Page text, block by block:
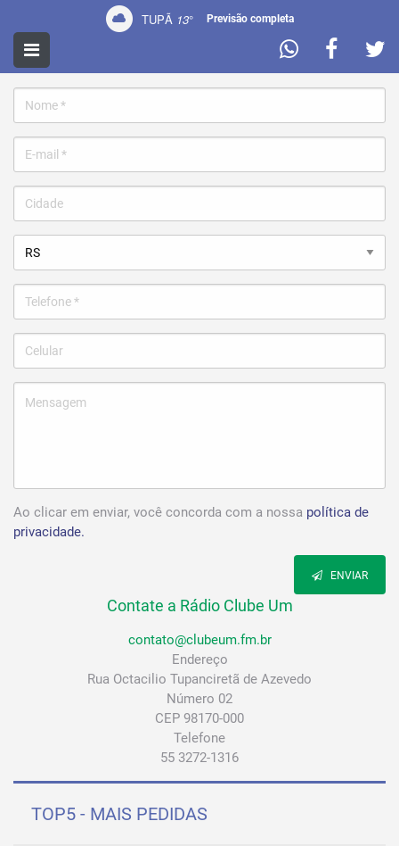
TUPÃ 13° Previsão completa
CONTATO
Ao clicar em enviar, você concorda com a nossa política de
privacidade.
ENVIAR
Contate a Rádio Clube Um
contato@clubeum.fm.br
Endereço
Rua Octacilio Tupanciretã de Azevedo
Número 02
CEP 98170-000
Telefone
55 3272-1316
TOP5 - MAIS PEDIDAS